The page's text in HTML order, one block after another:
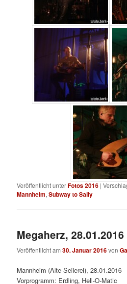
Veröffentlicht unterFotos 2016 |
Mannheim,Subway to Sally
Megaherz, 28.01.2016
Veröffentlicht am30. Januar 2016von
Mannheim (Alte Seilerei), 28.01.2016
Vorprogramm: Erdling, Hell-O-Matic